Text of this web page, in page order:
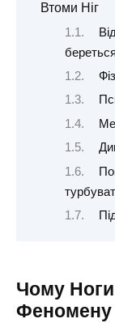
Втоми Ніг
Чому Ноги
Феномену